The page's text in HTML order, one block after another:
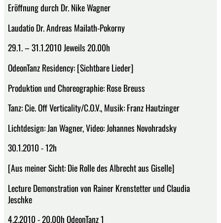
Eröffnung durch Dr. Nike Wagner
Laudatio Dr. Andreas Mailath-Pokorny
29.1. – 31.1.2010 Jeweils 20.00h
OdeonTanz Residency: [Sichtbare Lieder]
Produktion und Choreographie: Rose Breuss
Tanz: Cie. Off Verticality/C.O.V., Musik: Franz Hautzinger
Lichtdesign: Jan Wagner, Video: Johannes Novohradsky
30.1.2010 - 12h
[Aus meiner Sicht: Die Rolle des Albrecht aus Giselle]
Lecture Demonstration von Rainer Krenstetter und Claudia
Jeschke
4.2.2010 - 20.00h OdeonTanz 1